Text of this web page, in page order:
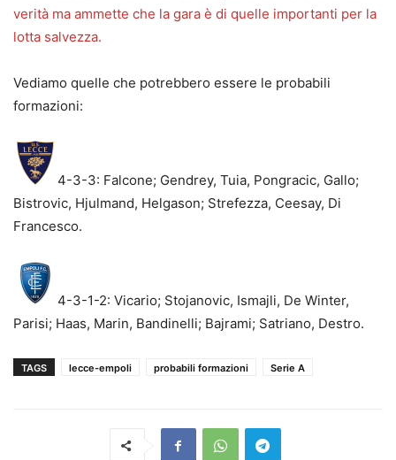
verità ma ammette che la gara è di quelle importanti per la
lotta salvezza.
Vediamo quelle che potrebbero essere le probabili
formazioni:
4-3-3: Falcone; Gendrey, Tuia, Pongracic, Gallo;
Bistrovic, Hjulmand, Helgason; Strefezza, Ceesay, Di
Francesco.
4-3-1-2: Vicario; Stojanovic, Ismajli, De Winter,
Parisi; Haas, Marin, Bandinelli; Bajrami; Satriano, Destro.
TAGS lecce-empoli probabili formazioni Serie A